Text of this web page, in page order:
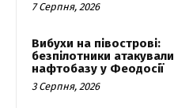
7 Серпня, 2026
Вибухи на півострові:
безпілотники атакували
нафтобазу у Феодосії
3 Серпня, 2026